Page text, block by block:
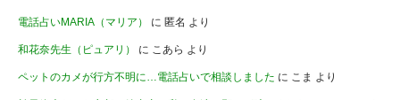
電話占いMARIA（マリア） に 匿名 より
和花奈先生（ピュアリ） に こあら より
ペットのカメが行方不明に…電話占いで相談しました に こま より